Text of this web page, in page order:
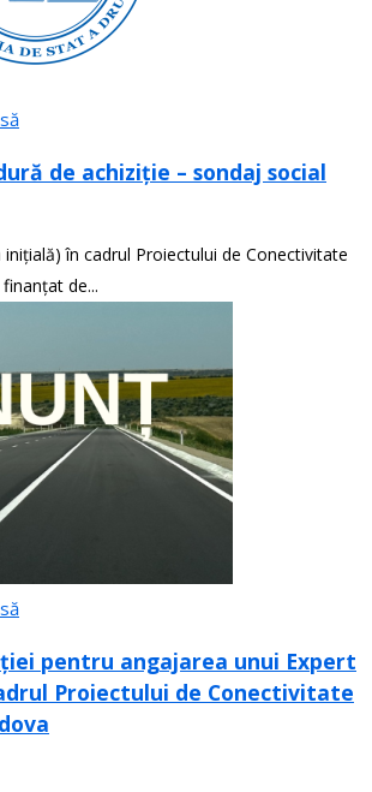
de achiziție – sondaj social
în cadrul Proiectului de Conectivitate
de...
pentru angajarea unui Expert
Proiectului de Conectivitate